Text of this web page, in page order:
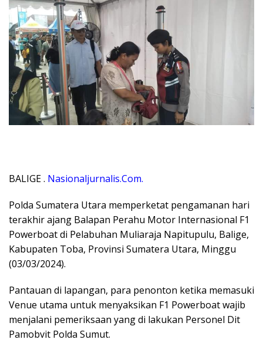
BALIGE . Nasionaljurnalis.Com.
Polda Sumatera Utara memperketat pengamanan hari
terakhir ajang Balapan Perahu Motor Internasional F1
Powerboat di Pelabuhan Muliaraja Napitupulu, Balige,
Kabupaten Toba, Provinsi Sumatera Utara, Minggu
(03/03/2024).
Pantauan di lapangan, para penonton ketika memasuki
Venue utama untuk menyaksikan F1 Powerboat wajib
menjalani pemeriksaan yang di lakukan Personel Dit
Pamobvit Polda Sumut.